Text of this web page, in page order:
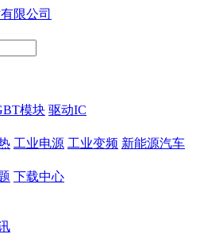
模块 驱动IC
工业电源 工业变频 新能源汽车
下载中心